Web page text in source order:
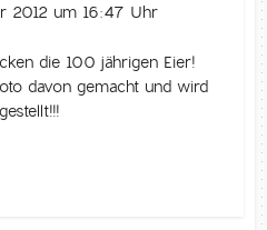
2012 um 16:47 Uhr
die 100 jährigen Eier!
davon gemacht und wird